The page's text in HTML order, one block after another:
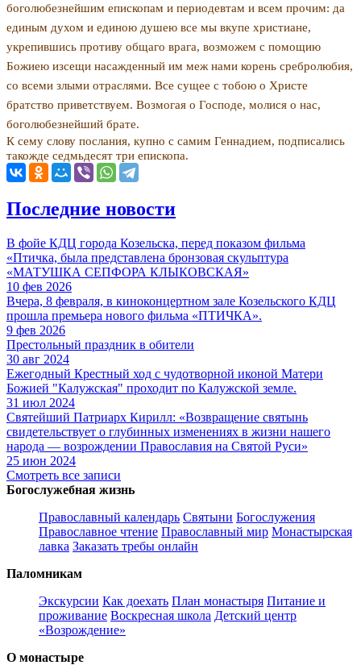
боголюбезнейшим епископам и периодевтам и всем прочим: да
единым духом и еди­ною душею все мы вкупе христиане,
укрепившись противу общаго врага, возможем с помощию
Божиею изсещи насажденный им меж нами корень сребролю­бия,
со всеми злыми отраслями. Все сущее с тобою о Христе
братство приветствуем. Возмогая о Господе, молися о нас,
боголюбезнейший брате.
К сему слову послания, купно с самим Геннадием, подписались
такожде седмьдесят три епископа.
Последние новости
В фойе КДЦ города Козельска, перед показом фильма
«Птичка, была представлена бронзовая скульптура
«МАТУШКА СЕПФОРА КЛЫКОВСКАЯ»
10 фев 2026
Вчера, 8 февраля, в киноконцертном зале Козельского КДЦ
прошла премьера нового фильма «ПТИЧКА».
9 фев 2026
Престольный праздник в обители
30 авг 2024
Ежегодный Крестный ход с чудотворной иконой Матери
Божией "Калужская" проходит по Калужской земле.
31 июл 2024
Святейший Патриарх Кирилл: «Возвращение святынь
свидетельствует о глубинных изменениях в жизни нашего
народа — возрождении Православия на Святой Руси»
25 июн 2024
Смотреть все записи
Богослужебная жизнь
Православный календарь Святыни Богослужения
Православное чтение Православный мир Монастырская
лавка Заказать требы онлайн
Паломникам
Экскурсии Как доехать План монастыря Питание и
проживание Воскресная школа Детский центр
«Возрождение»
О монастыре